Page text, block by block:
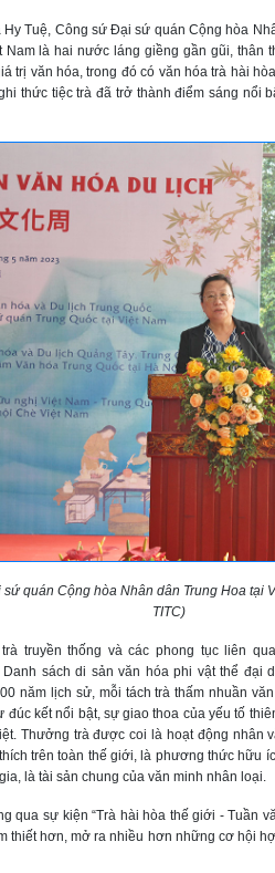
Hy Tuệ, Công sứ Đại sứ quán Cộng hòa
Nam là hai nước láng giềng gần gũi, thân
trị văn hóa, trong đó có văn hóa trà hài
thức tiệc trà đã trở thành điểm sáng nổi
quán Cộng hòa Nhân dân Trung Hoa tại
TITC)
truyền thống và các phong tục liên
Danh sách di sản văn hóa phi vật thể đại
năm lịch sử, mỗi tách trà thấm nhuần
đúc kết nổi bật, sự giao thoa của yếu tố
Thưởng trà được coi là hoạt động nhân
trên toàn thế giới, là phương thức hữu
là tài sản chung của văn minh nhân loại.
qua sự kiện “Trà hài hòa thế giới - Tuần
thiết hơn, mở ra nhiều hơn những cơ hội